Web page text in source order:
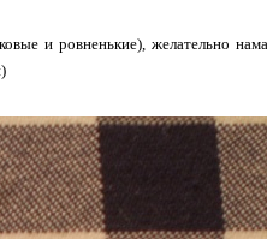
и ровненькие), желательно